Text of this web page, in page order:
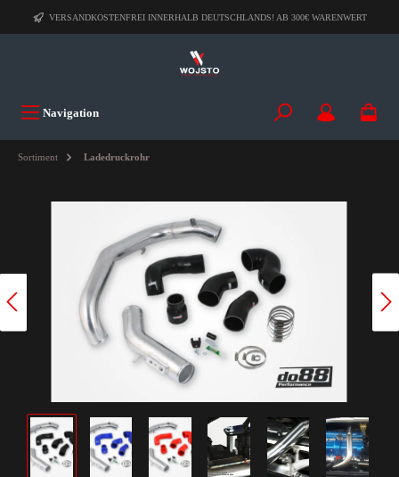
VERSANDKOSTENFREI INNERHALB DEUTSCHLANDS! AB 300€ WARENWERT
Navigation
Sortiment Ladedruckrohr